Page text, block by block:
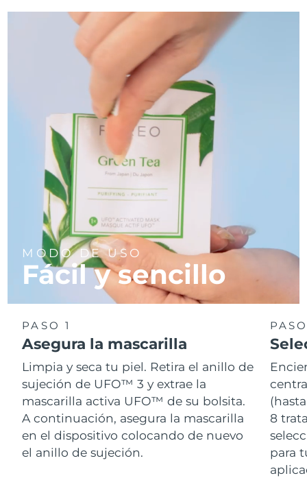
MODO DE USO
Fácil y sencillo
PASO 1
Asegura la mascarilla
Limpia y seca tu piel. Retira el anillo de
sujeción de UFO™ 3 y extrae la
mascarilla activa UFO™ de su bolsita.
A continuación, asegura la mascarilla
en el dispositivo colocando de nuevo
el anillo de sujeción.
8
para